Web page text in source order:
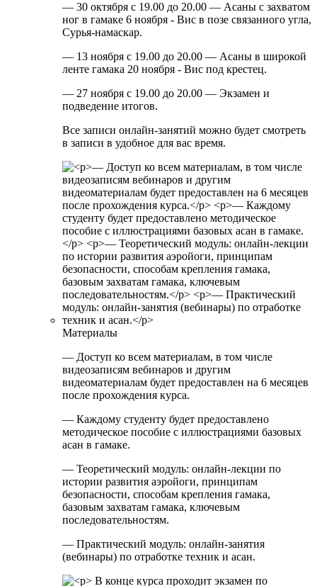
— 30 октября с 19.00 до 20.00 — Асаны с захватом
ног в гамаке 6 ноября - Вис в позе связанного угла,
Сурья-намаскар.
— 13 ноября с 19.00 до 20.00 — Асаны в широкой
ленте гамака 20 ноября - Вис под крестец.
— 27 ноября с 19.00 до 20.00 — Экзамен и
подведение итогов.
Все записи онлайн-занятий можно будет смотреть
в записи в удобное для вас время.
Материалы
— Доступ ко всем материалам, в том числе
видеозаписям вебинаров и другим
видеоматериалам будет предоставлен на 6 месяцев
после прохождения курса.
— Каждому студенту будет предоставлено
методическое пособие с иллюстрациями базовых
асан в гамаке.
— Теоретический модуль: онлайн-лекции по
истории развития аэройоги, принципам
безопасности, способам крепления гамака,
базовым захватам гамака, ключевым
последовательностям.
— Практический модуль: онлайн-занятия
(вебинары) по отработке техник и асан.